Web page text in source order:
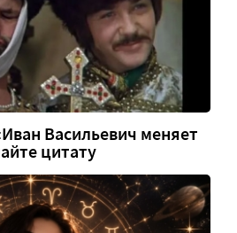
Васильевич меняет
цитату